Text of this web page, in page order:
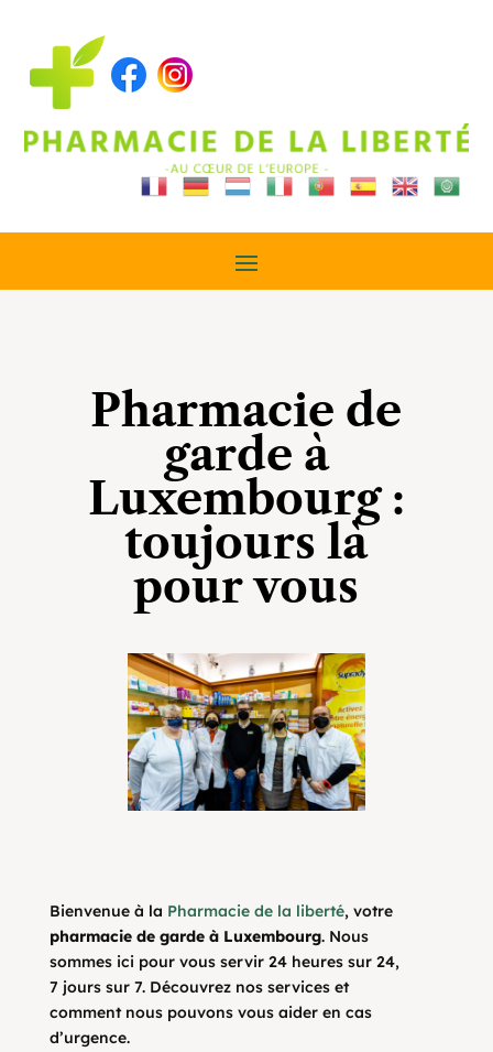
Pharmacie de
garde à
Luxembourg :
toujours là
pour vous
Bienvenue à la Pharmacie de la liberté, votre
pharmacie de garde à Luxembourg. Nous
sommes ici pour vous servir 24 heures sur 24,
7 jours sur 7. Découvrez nos services et
comment nous pouvons vous aider en cas
d’urgence.